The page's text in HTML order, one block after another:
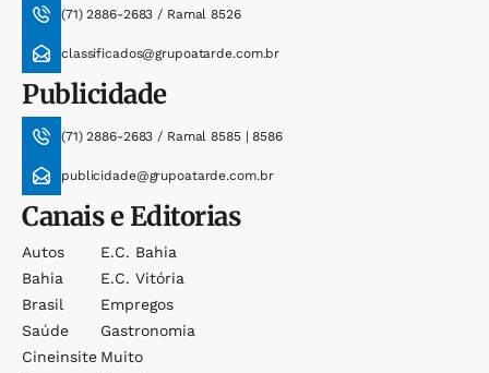
(71) 2886-2683 / Ramal 8526
classificados@grupoatarde.com.br
Publicidade
(71) 2886-2683 / Ramal 8585 | 8586
publicidade@grupoatarde.com.br
Canais e Editorias
Autos
Bahia
Brasil
Saúde
Cineinsite
E.c. Bahia
E.c. Vitória
Empregos
Gastronomia
Muito